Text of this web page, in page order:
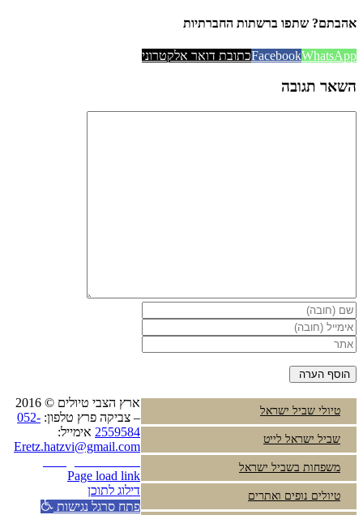
אהבתם? שתפו ברשתות החברתיות
FacebookWhatsApp כתובת דואר אלקטרוני
השאר תגובה
טיולי שביל ישראל
שביל ישראל לייט
משפחות בשביל ישראל
טיולים נופים ואתרים
ארץ הצבי טיולים © 2016
– צביקה פרץ טלפון: 052-
2559584 אימייל:
Eretz.hatzvi@gmail.com
Page load link
דילוג לתוכן
פתח סרגל נגישות